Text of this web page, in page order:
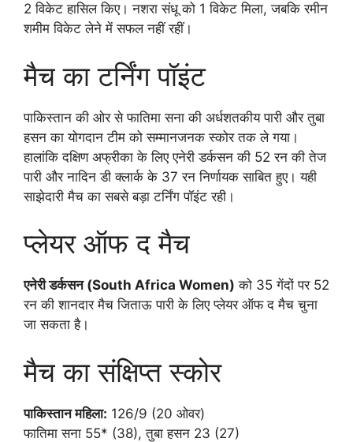
2 विकेट हासिल किए। नशरा संधू को 1 विकेट मिला, जबकि रमीन
शमीम विकेट लेने में सफल नहीं रहीं।
मैच का टर्निंग पॉइंट
पाकिस्तान की ओर से फातिमा सना की अर्धशतकीय पारी और तुबा
हसन का योगदान टीम को सम्मानजनक स्कोर तक ले गया।
हालांकि दक्षिण अफ्रीका के लिए एनेरी डर्कसन की 52 रन की तेज
पारी और नादिन डी क्लार्क के 37 रन निर्णायक साबित हुए। यही
साझेदारी मैच का सबसे बड़ा टर्निंग पॉइंट रही।
प्लेयर ऑफ द मैच
एनेरी डर्कसन (South Africa Women) को 35 गेंदों पर 52
रन की शानदार मैच जिताऊ पारी के लिए प्लेयर ऑफ द मैच चुना
जा सकता है।
मैच का संक्षिप्त स्कोर
पाकिस्तान महिला: 126/9 (20 ओवर)
फातिमा सना 55* (38), तुबा हसन 23 (27)